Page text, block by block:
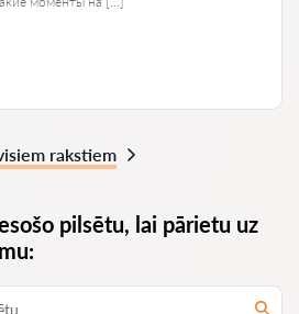
rakstiem
pilsētu, lai pārietu uz